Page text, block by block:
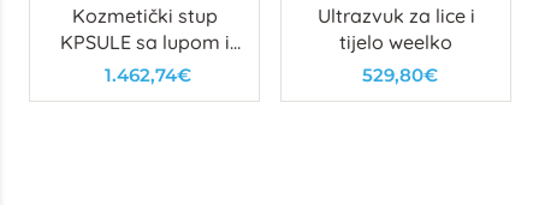
Kozmetički stup
KPSULE sa lupom i
vapazonom
1.462,74€
Ultrazvuk za lice i
tijelo weelko
529,80€